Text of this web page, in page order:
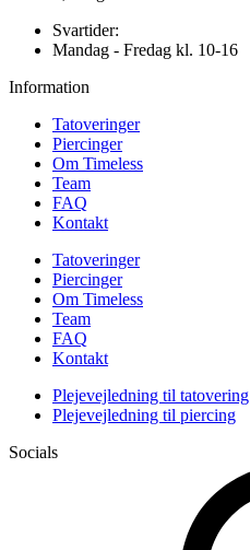
Svartider:
Mandag - Fredag kl. 10-16
Information
Tatoveringer
Piercinger
Om Timeless
Team
FAQ
Kontakt
Tatoveringer
Piercinger
Om Timeless
Team
FAQ
Kontakt
Plejevejledning til tatovering
Plejevejledning til piercing
Socials